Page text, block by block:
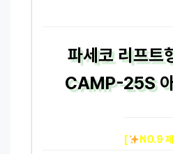
파세코 리프트
CAMP-25S
[ NO.9